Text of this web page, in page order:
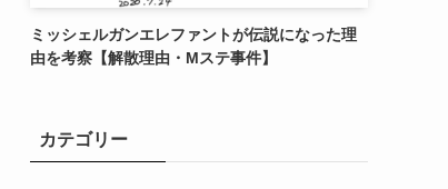
ミッシェルガンエレファントが伝説になった理
由を考察【解散理由・Mステ事件】